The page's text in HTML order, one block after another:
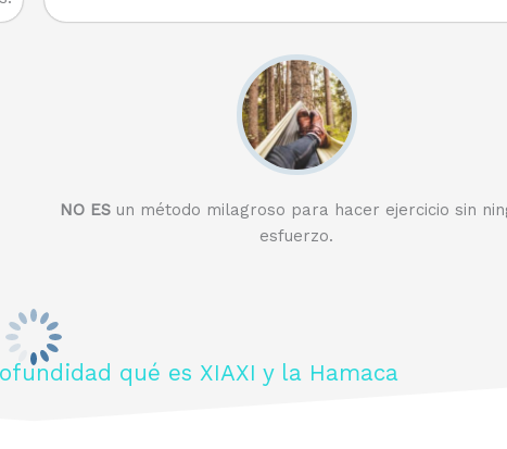
NO ES un método milagroso para hacer ejercicio sin
esfuerzo.
qué es XIAXI y la Hamaca